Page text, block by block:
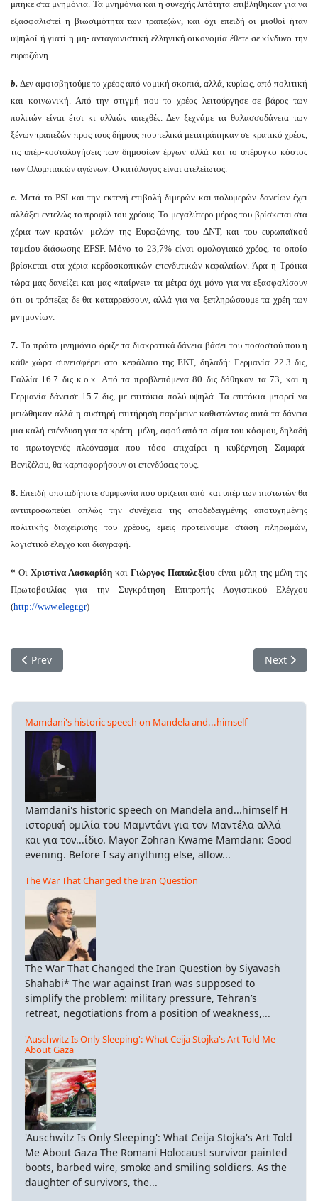
μπήκε στα μνημόνια. Τα μνημόνια και η συνεχής λιτότητα επιβλήθηκαν για να
εξασφαλιστεί η βιωσιμότητα των τραπεζών, και όχι επειδή οι μισθοί ήταν
υψηλοί ή γιατί η μη- ανταγωνιστική ελληνική οικονομία έθετε σε κίνδυνο την
ευρωζώνη.
b. Δεν αμφισβητούμε το χρέος από νομική σκοπιά, αλλά, κυρίως, από πολιτική
και κοινωνική. Από την στιγμή που το χρέος λειτούργησε σε βάρος των
πολιτών είναι έτσι κι αλλιώς απεχθές. Δεν ξεχνάμε τα θαλασσοδάνεια των
ξένων τραπεζών προς τους δήμους που τελικά μετατράπηκαν σε κρατικό χρέος,
τις υπέρ-κοστολογήσεις των δημοσίων έργων αλλά και το υπέρογκο κόστος
των Ολυμπιακών αγώνων. Ο κατάλογος είναι ατελείωτος.
c. Μετά το PSI και την εκτενή επιβολή διμερών και πολυμερών δανείων έχει
αλλάξει εντελώς το προφίλ του χρέους. Το μεγαλύτερο μέρος του βρίσκεται στα
χέρια των κρατών- μελών της Ευρωζώνης, του ΔΝΤ, και του ευρωπαϊκού
ταμείου διάσωσης EFSF. Μόνο το 23,7% είναι ομολογιακό χρέος, το οποίο
βρίσκεται στα χέρια κερδοσκοπικών επενδυτικών κεφαλαίων. Άρα η Τρόικα
τώρα μας δανείζει και μας «παίρνει» τα μέτρα όχι μόνο για να εξασφαλίσουν
ότι οι τράπεζες δε θα καταρρεύσουν, αλλά για να ξεπληρώσουμε τα χρέη των
μνημονίων.
7. Το πρώτο μνημόνιο όριζε τα διακρατικά δάνεια βάσει του ποσοστού που η
κάθε χώρα συνεισφέρει στο κεφάλαιο της ΕΚΤ, δηλαδή: Γερμανία 22.3 δις,
Γαλλία 16.7 δις κ.ο.κ. Από τα προβλεπόμενα 80 δις δόθηκαν τα 73, και η
Γερμανία δάνεισε 15.7 δις, με επιτόκια πολύ υψηλά. Τα επιτόκια μπορεί να
μειώθηκαν αλλά η αυστηρή επιτήρηση παρέμεινε καθιστώντας αυτά τα δάνεια
μια καλή επένδυση για τα κράτη- μέλη, αφού από το αίμα του κόσμου, δηλαδή
το πρωτογενές πλεόνασμα που τόσο επιχαίρει η κυβέρνηση Σαμαρά-
Βενιζέλου, θα καρποφορήσουν οι επενδύσεις τους.
8. Επειδή οποιαδήποτε συμφωνία που ορίζεται από και υπέρ των πιστωτών θα
αντιπροσωπεύει απλώς την συνέχεια της αποδεδειγμένης αποτυχημένης
πολιτικής διαχείρισης του χρέους, εμείς προτείνουμε στάση πληρωμών,
λογιστικό έλεγχο και διαγραφή.
* ΟιΧριστίνα Λασκαρίδη καιΓιώργος Παπαλεξίουείναι μέλη της μέλη της
Πρωτοβουλίας για την Συγκρότηση Επιτροπής Λογιστικού Ελέγχου
(http://www.elegr.gr)
Previous article: Ουκρανία: Το ΔΝΤ κτυπά δύο φορές
Prev Next
Next
Mamdani's historic speech on Mandela and...himself
Mamdani's historic speech on Mandela and...himself Η
ιστορική ομιλία του Μαμντάνι για τον Μαντέλα αλλά
και για τον...ίδιο. Mayor Zohran Kwame Mamdani: Good
evening. Before I say anything else, allow...
The War That Changed the Iran Question
The War That Changed the Iran Question by Siyavash
Shahabi* The war against Iran was supposed to
simplify the problem: military pressure, Tehran’s
retreat, negotiations from a position of weakness,...
'Auschwitz Is Only Sleeping': What Ceija Stojka's Art Told Me
About Gaza
'Auschwitz Is Only Sleeping': What Ceija Stojka's Art Told
Me About Gaza The Romani Holocaust survivor painted
boots, barbed wire, smoke and smiling soldiers. As the
daughter of survivors, the...